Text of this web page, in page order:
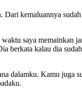
Dari kemaluannya
saya memainkan
berkata kalau dia
dalamku. Kamu juga